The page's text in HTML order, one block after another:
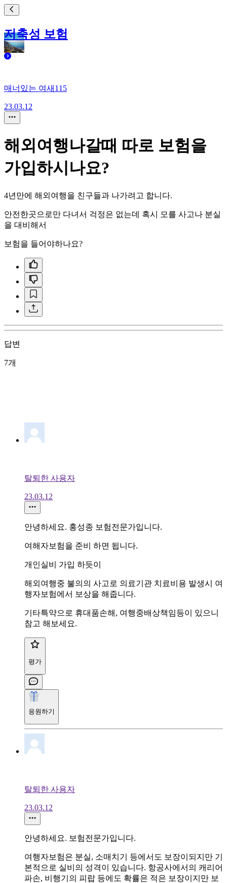
저축성 보험
매너있는 여새115
23.03.12
해외여행나갈때 따로 보험을
가입하시나요?
4년만에 해외여행을 친구들과 나가려고 합니다.
안전한곳으로만 다녀서 걱정은 없는데 혹시 모를 사고나 분실
을 대비해서
보험을 들어야하나요?
답변
7개
탈퇴한 사용자
23.03.12
안녕하세요. 홍성종 보험전문가입니다.
여해자보험을 준비 하면 됩니다.
개인실비 가입 하듯이
해외여행중 불의의 사고로 의료기관 치료비용 발생시 여
행자보험에서 보상을 해줍니다.
기타특약으로 휴대품손해, 여행중배상책임등이 있으니
참고 해보세요.
평가
응원하기
탈퇴한 사용자
23.03.12
안녕하세요. 보험전문가입니다.
여행자보험은 분실, 소매치기 등에서도 보장이되지만 기
본적으로 실비의 성격이 있습니다. 항공사에서의 캐리어
파손, 비행기의 피랍 등에도 확률은 적은 보장이지만 보